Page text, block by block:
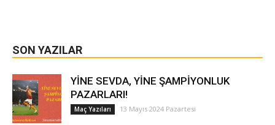
SON YAZILAR
YİNE SEVDA, YİNE ŞAMPİYONLUK
PAZARLARI!
Maç Yazıları 13 Mayıs 2024 Pazartesi